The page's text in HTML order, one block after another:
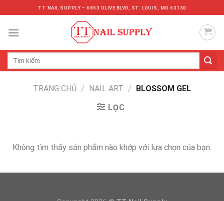
to
content
TT NAIL SUPPLY – 6853 OLIVE BLVD, ST. LOUIS, MO 63130
Tìm
TRANG CHỦ / NAIL ART / BLOSSOM GEL
LỌC
Không tìm thấy sản phẩm nào khớp với lựa chọn của bạn.